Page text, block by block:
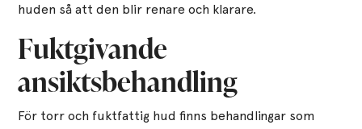
huden så att den blir renare och klarare.
Fuktgivande
ansiktsbehandling
För torr och fuktfattig hud finns behandlingar som